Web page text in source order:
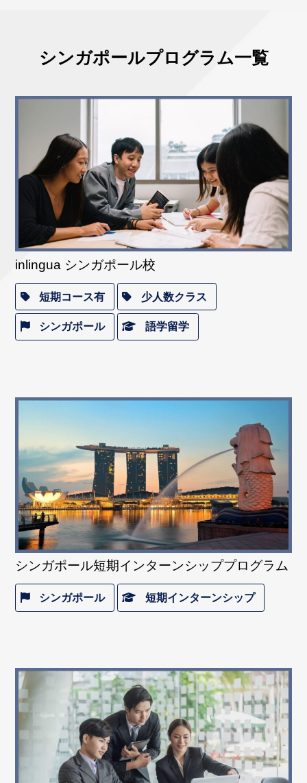
シンガポールプログラム一覧
inlingua シンガポール校
短期コース有 少人数クラス
シンガポール 語学留学
シンガポール短期インターンシッププログラム
シンガポール 短期インターンシップ